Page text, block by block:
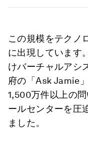
この規模をテクノ
に出現しています。
けバーチャルアシ
府の「Ask Jamie
1,500万件以上の
ールセンターを圧
ました。